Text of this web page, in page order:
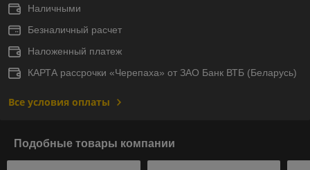
Наличными
Безналичный расчет
Наложенный платеж
КАРТА рассрочки «Черепаха» от ЗАО Банк ВТБ (Беларусь)
Все условия оплаты
Подобные товары компании